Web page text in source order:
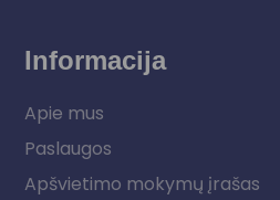
Informacija
Apie mus
Paslaugos
Apšvietimo mokymų įrašas